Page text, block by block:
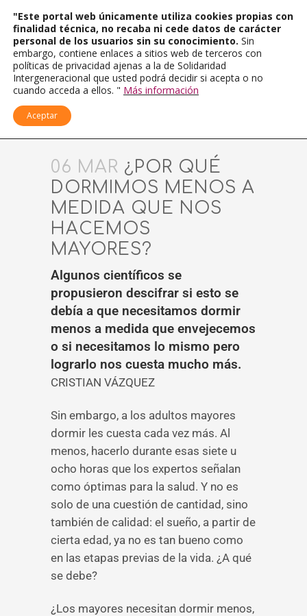
06 MAR ¿POR QUÉ
DORMIMOS MENOS A
MEDIDA QUE NOS
HACEMOS
MAYORES?
Algunos científicos se
propusieron descifrar si esto se
debía a que necesitamos dormir
menos a medida que envejecemos
o si necesitamos lo mismo pero
lograrlo nos cuesta mucho más.
CRISTIAN VÁZQUEZ
Sin embargo, a los adultos mayores
dormir les cuesta cada vez más. Al
menos, hacerlo durante esas siete u
ocho horas que los expertos señalan
como óptimas para la salud. Y no es
solo de una cuestión de cantidad, sino
también de calidad: el sueño, a partir de
cierta edad, ya no es tan bueno como
en las etapas previas de la vida. ¿A qué
se debe?
¿Los mayores necesitan dormir menos,
"Este portal web únicamente utiliza cookies propias con
finalidad técnica, no recaba ni cede datos de carácter
personal de los usuarios sin su conocimiento. Sin
embargo, contiene enlaces a sitios web de terceros con
políticas de privacidad ajenas a la de Solidaridad
Intergeneracional que usted podrá decidir si acepta o no
cuando acceda a ellos. " Más información
Aceptar